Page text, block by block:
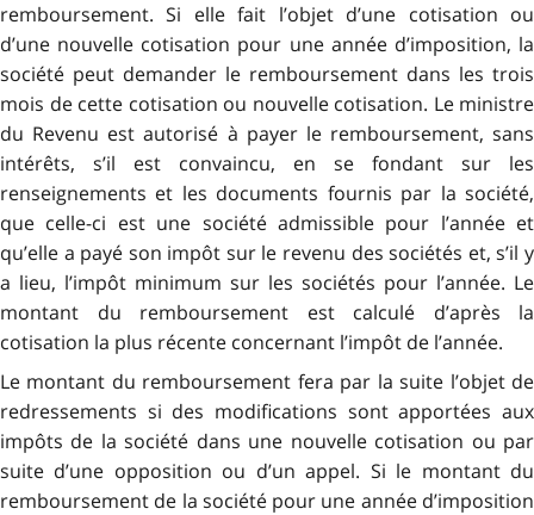
remboursement. Si elle fait l’objet d’une cotisation ou
d’une nouvelle cotisation pour une année d’imposition, la
société peut demander le remboursement dans les trois
mois de cette cotisation ou nouvelle cotisation. Le ministre
du Revenu est autorisé à payer le remboursement, sans
intérêts, s’il est convaincu, en se fondant sur les
renseignements et les documents fournis par la société,
que celle-ci est une société admissible pour l’année et
qu’elle a payé son impôt sur le revenu des sociétés et, s’il y
a lieu, l’impôt minimum sur les sociétés pour l’année. Le
montant du remboursement est calculé d’après la
cotisation la plus récente concernant l’impôt de l’année.
Le montant du remboursement fera par la suite l’objet de
redressements si des modifications sont apportées aux
impôts de la société dans une nouvelle cotisation ou par
suite d’une opposition ou d’un appel. Si le montant du
remboursement de la société pour une année d’imposition